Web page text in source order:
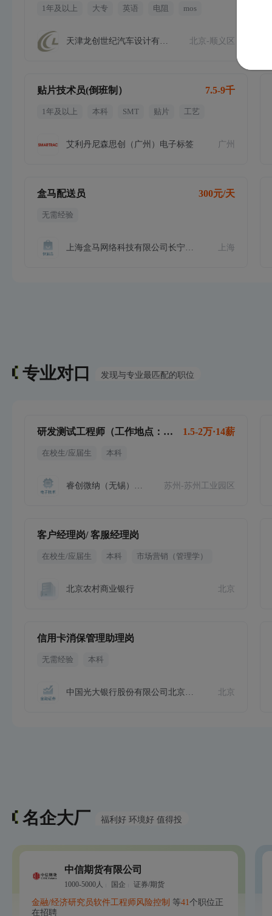
1年及以上 大专 英语 电阻 mos
天津龙创世纪汽车设计有限公司北京分 北京-顺义区
贴片技术员(倒班制） 7.5-9千
1年及以上 本科 SMT 贴片 工艺
艾利丹尼森思创（广州）电子标签 广州
盒马配送员 300元/天
无需经验
上海盒马网络科技有限公司长宁第一分 上海
专业对口 发现与专业最匹配的职位
研发测试工程师（工作地点：苏州） 1.5-2万·14薪
在校生/应届生 本科
睿创微纳（无锡）技术有限公司苏州分 苏州-苏州工业园区
客户经理岗/ 客服经理岗
在校生/应届生 本科 市场营销（管理学）
北京农村商业银行 北京
信用卡消保管理助理岗
无需经验 本科
中国光大银行股份有限公司北京分行 北京
名企大厂 福利好 环境好 值得投
中信期货有限公司
1000-5000人 国企 证券/期货
金融/经济研究员软件工程师 风险控制 等41个职位正
在招聘